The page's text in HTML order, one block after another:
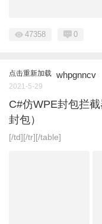
47358 0
点击重新加载 whpgnncv
2021-5-29
C#仿WPE封包拦
封包）
[/td][/tr][/table]